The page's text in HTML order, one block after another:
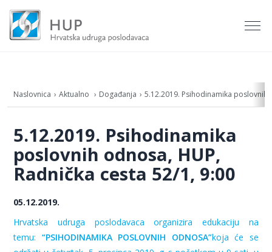
Naslovnica Aktualno Događanja 5.12.2019. Psihodinamika poslovnih
5.12.2019. Psihodinamika
poslovnih odnosa, HUP,
Radnička cesta 52/1, 9:00
05.12.2019.
Hrvatska udruga poslodavaca
organizira edukaciju na
temu: “PSIHODINAMIKA POSLOVNIH ODNOSA”koja će se